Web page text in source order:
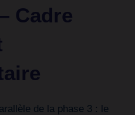
Cadre
de la phase 3 : le